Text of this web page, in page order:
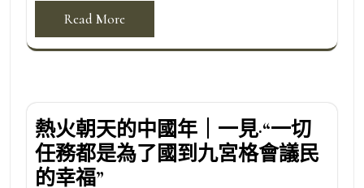
Read More
熱火朝天的中國年｜一見·“一切
任務都是為了國到九宮格會議民
的幸福”